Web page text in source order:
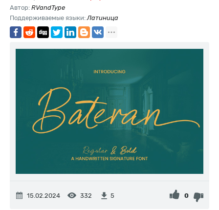
Автор: RVandType
Поддерживаемые языки:Латиница
15.02.2024 332 5 0